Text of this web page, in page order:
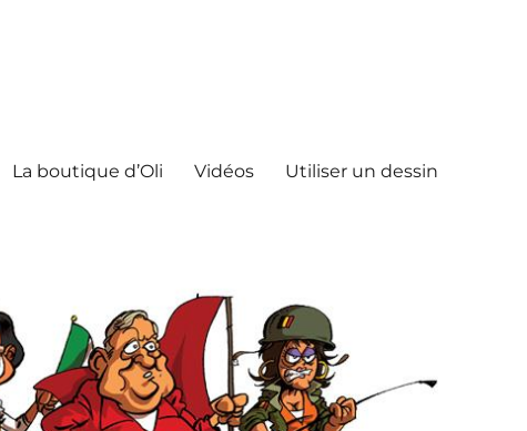
La boutique d’Oli Vidéos Utiliser un dessin